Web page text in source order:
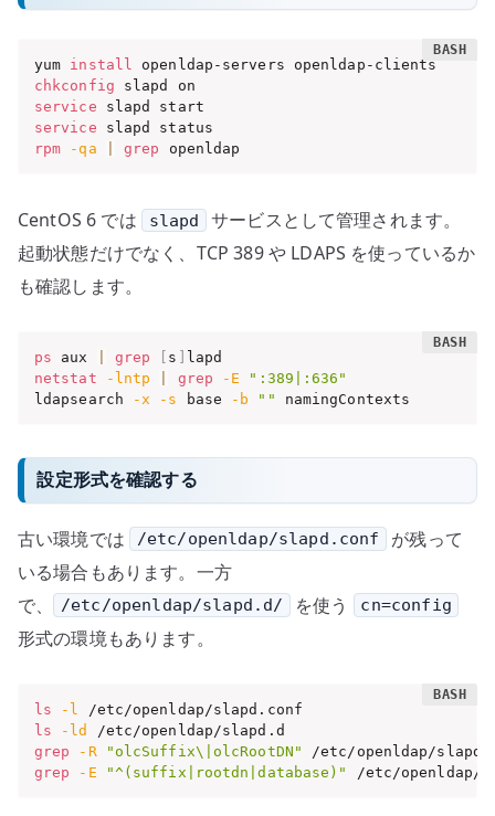
yum install
chkconfig
service
service
rpm
-qa grep openldap
CentOS 6 では slapd
サービスとして管理されます。
起動状態だけでなく、TCP 389 や LDAPS を使っているか
も確認します。
ps aux grep s
netstat
-lntp grep -E
":389|:636"
ldapsearch
-x -s base -b "" namingContexts
設定形式を確認する
古い環境では /etc/openldap/slapd.conf
が残って
いる場合もあります。一方
で、
/etc/openldap/slapd.d/ を使う cn=config
形式の環境もあります。
ls -l
ls
-ld
grep
-R "olcSuffix\|olcRootDN"
/etc/openldap/
grep
-E "^(suffix|rootdn|database)" /etc/openldap/